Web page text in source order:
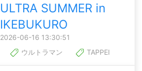
ULTRA SUMMER in
IKEBUKURO
2026-06-16 13:30:51
ウルトラマン TAPPEI